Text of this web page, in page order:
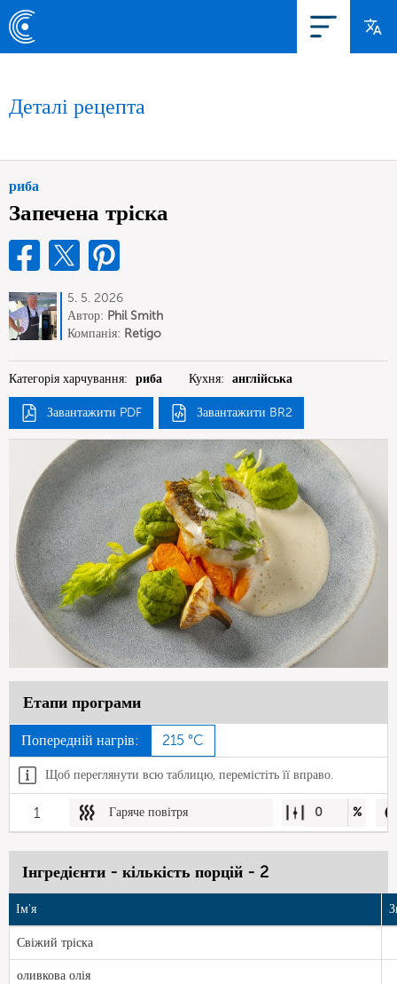
Деталі рецепта
риба
Запечена тріска
5. 5. 2026
Автор: Phil Smith
Компанія: Retigo
Категорія харчування: риба Кухня: англійська
Завантажити PDF Завантажити BR2
Етапи програми
Попередній нагрів: 215 °C
Щоб переглянути всю таблицю, перемістіть її вправо.
1 Гаряче повітря 0 %
Інгредієнти - кількість порцій - 2
Ім'я
Свіжий тріска
оливкова олія